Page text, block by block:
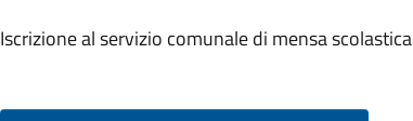
Iscrizione al servizio comunale di mensa scolastica